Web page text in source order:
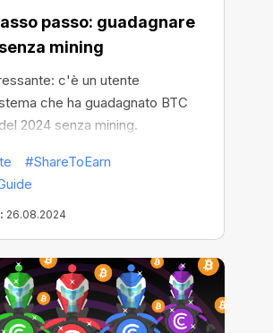
passo: guadagnare
mining
c'è un utente
che ha guadagnato BTC
2024 senza mining.
#ShareToEarn
26.08.2024